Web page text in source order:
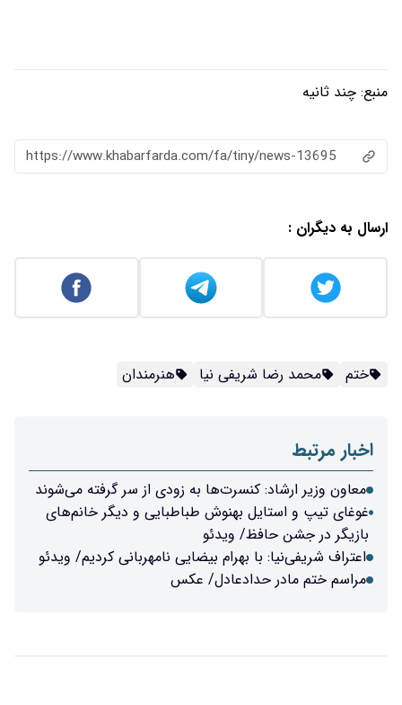
https://www.khabarfarda.com/fa/
نیا هنرمندان
به زودی از سر گرفته می‌شوند
بهنوش طباطبایی و دیگر خانم‌های
ویدئو
بیضایی نامهربانی کردیم/ ویدئو
عکس